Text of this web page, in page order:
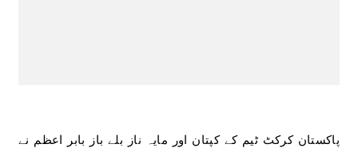
پاکستان کرکٹ ٹیم کے کپتان اور مایہ ناز بلے باز بابر اعظم نے